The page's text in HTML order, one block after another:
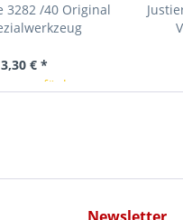
3282 /40 Original
€ *
verfügbar